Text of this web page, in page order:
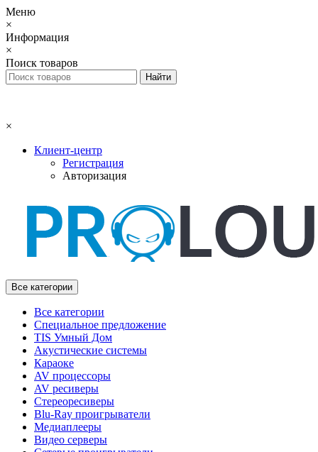
Меню
×
Информация
×
Поиск товаров
×
Клиент-центр
Регистрация
Авторизация
Все категории
Все категории
Специальное предложение
TIS Умный Дом
Акустические системы
Караоке
AV процессоры
AV ресиверы
Стереоресиверы
Blu-Ray проигрыватели
Медиаплееры
Видео серверы